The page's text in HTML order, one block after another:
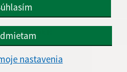
nastavenia
o stránke:
práva